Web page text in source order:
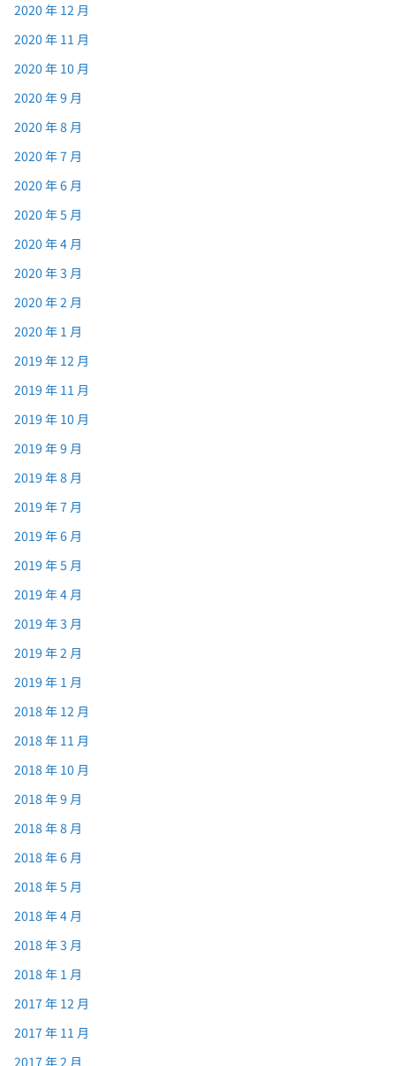
2020 年 12 月
2020 年 11 月
2020 年 10 月
2020 年 9 月
2020 年 8 月
2020 年 7 月
2020 年 6 月
2020 年 5 月
2020 年 4 月
2020 年 3 月
2020 年 2 月
2020 年 1 月
2019 年 12 月
2019 年 11 月
2019 年 10 月
2019 年 9 月
2019 年 8 月
2019 年 7 月
2019 年 6 月
2019 年 5 月
2019 年 4 月
2019 年 3 月
2019 年 2 月
2019 年 1 月
2018 年 12 月
2018 年 11 月
2018 年 10 月
2018 年 9 月
2018 年 8 月
2018 年 6 月
2018 年 5 月
2018 年 4 月
2018 年 3 月
2018 年 1 月
2017 年 12 月
2017 年 11 月
2017 年 2 月